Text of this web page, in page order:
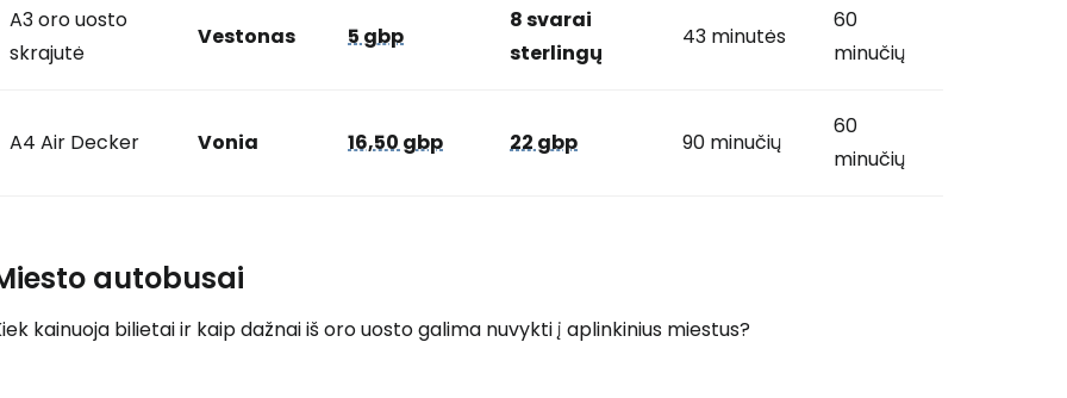
A3 oro uosto
skrajutė
Vestonas 5 gbp
8 svarai
sterlingų
43 minutės
60
minučių
A4 Air Decker Vonia 16,50 gbp 22 gbp 90 minučių
60
minučių
autobusai
kainuoja bilietai ir kaip dažnai iš oro uosto galima nuvykti į aplinkinius miestus?